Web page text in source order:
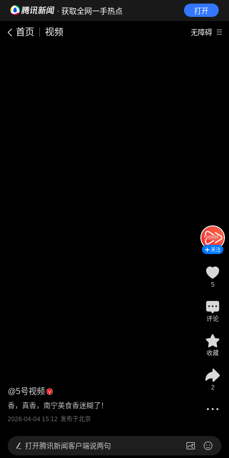
· 获取全网一手热点 打开
首页 视频 无障碍
@5号视频
香，真香，南宁美食香迷糊了！
2026-04-04 15:12 发布于北京
关注
5
评论
收藏
2
打开腾讯新闻客户端说两句